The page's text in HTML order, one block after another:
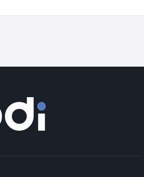
с топла вода. Повторете
Турция